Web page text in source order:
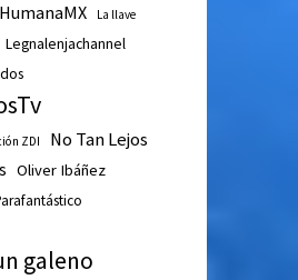
La llave
Legnalenjachannel
ZDI No Tan Lejos
Oliver Ibáñez
galeno